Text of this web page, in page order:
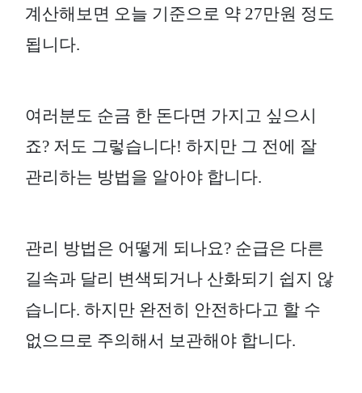
계산해보면 오늘 기준으로 약 27만원 정도
됩니다.
여러분도 순금 한 돈다면 가지고 싶으시
죠? 저도 그렇습니다! 하지만 그 전에 잘
관리하는 방법을 알아야 합니다.
관리 방법은 어떻게 되나요? 순급은 다른
길속과 달리 변색되거나 산화되기 쉽지 않
습니다. 하지만 완전히 안전하다고 할 수
없으므로 주의해서 보관해야 합니다.